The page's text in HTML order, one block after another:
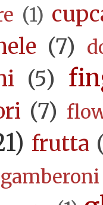
(1)
(7)
(5)
(7)
frutta
gamberoni